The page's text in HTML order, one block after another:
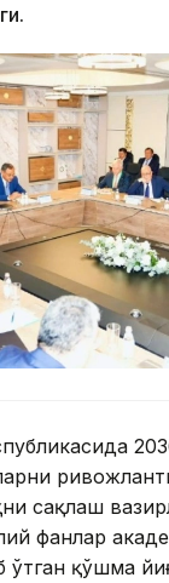
сақлаш
фанлар
ўтган қўшма